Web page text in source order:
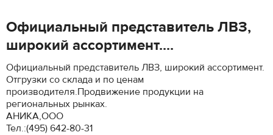
Официальный представитель ЛВЗ,
широкий ассортимент....
Официальный представитель ЛВЗ, широкий ассортимент.
Отгрузки со склада и по ценам
производителя.Продвижение продукции на
региональных рынках.
АНИКА,ООО
Тел.:(495) 642-80-31